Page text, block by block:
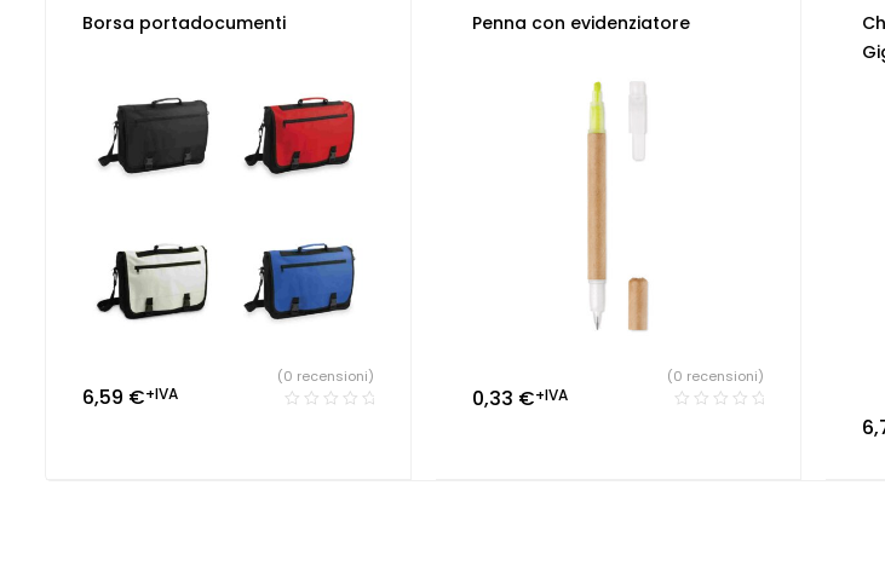
Borsa portadocumenti
6,59 €+IVA
(0 recensioni)
auto e meccanici,Farmacie
Penna con evidenziatore
0,33 €+IVA
(0 recensioni)